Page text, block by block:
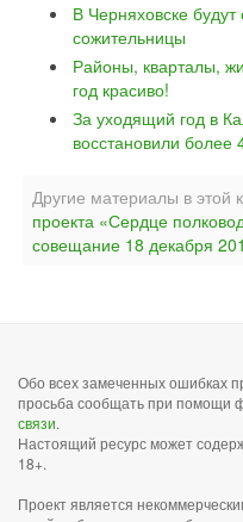
В Черняховске
сожительницы
Районы, кварталы,
год красиво!
За уходящий год в
восстановили
Другие материалы в этой
проекта «Сердце
совещание 18 декабря
Обо всех замеченных ошибках
просьба сообщать при помощи
связи.
Настоящий ресурс может
18+.
Проект является